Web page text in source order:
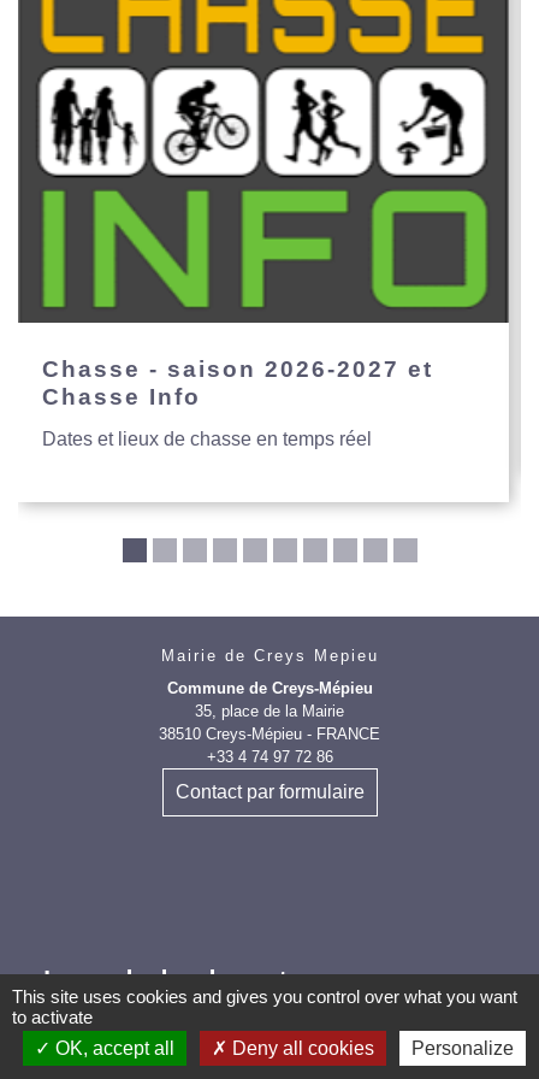
Chasse - saison 2026-2027 et
Chasse Info
Dates et lieux de chasse en temps réel
Mairie de Creys Mepieu
Commune de Creys-Mépieu
35, place de la Mairie
38510 Creys-Mépieu - FRANCE
+33 4 74 97 72 86
Contact par formulaire
Les labels et
applications
This site uses cookies and gives you control over what you want
to activate
OK, accept all
Deny all cookies Personalize